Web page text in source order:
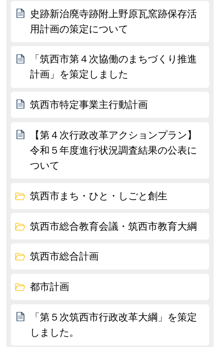
史跡新治廃寺跡附上野原瓦窯跡保存活
用計画の策定について
「筑西市第４次協働のまちづくり推進
計画」を策定しました
筑西市特定事業主行動計画
【第４次行政改革アクションプラン】
令和５年度進行状況調査結果の公表に
ついて
筑西市まち・ひと・しごと創生
筑西市総合教育会議・筑西市教育大綱
筑西市総合計画
都市計画
「第５次筑西市行政改革大綱」を策定
しました。